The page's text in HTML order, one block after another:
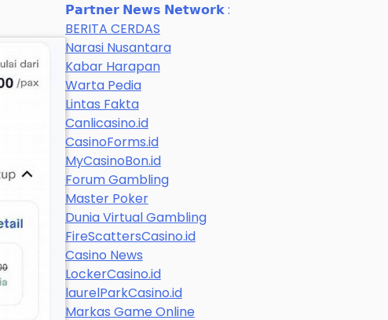
𝗣𝗮𝗿𝘁𝗻𝗲𝗿 𝗡𝗲𝘄𝘀 𝗡𝗲𝘁𝘄𝗼𝗿𝗸 :
BERITA CERDAS
Narasi Nusantara
Kabar Harapan
Warta Pedia
Lintas Fakta
Canlicasino.id
CasinoForms.id
MyCasinoBon.id
Forum Gambling
Master Poker
Dunia Virtual Gambling
FireScattersCasino.id
Casino News
LockerCasino.id
laurelParkCasino.id
Markas Game Online